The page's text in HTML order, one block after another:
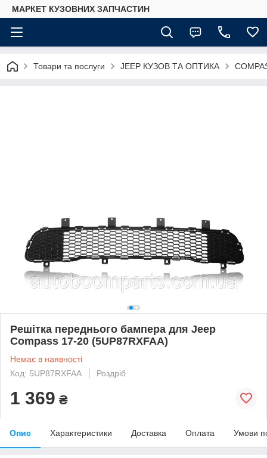
МАРКЕТ КУЗОВНИХ ЗАПЧАСТИН
Товари та послуги JEEP КУЗОВ ТА ОПТИКА
Решітка переднього бампера для Jeep
Compass 17-20 (5UP87RXFAA)
Немає в наявності
Код: 5UP87RXFAA
Роздріб
1 369 ₴
Опис Характеристики Доставка Оплата Умови